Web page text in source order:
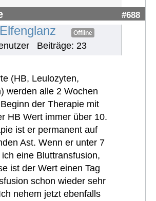
#688
Elfenglanz Offline
Beiträge: 23
(HB, Leulozyten,
werden alle 2 Wochen
der Therapie mit
HB Wert immer über 10.
ist er permanent auf
Ast. Wenn er unter 7
eine Bluttransfusion,
ist der Wert einen Tag
schon wieder sehr
nehem jetzt ebenfalls